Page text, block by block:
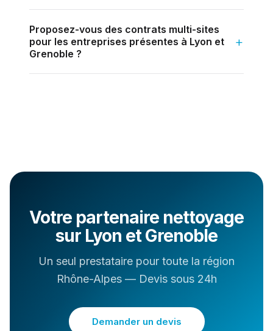
Proposez-vous des contrats multi-sites
pour les entreprises présentes à Lyon et
Grenoble ?
Votre partenaire nettoyage
sur Lyon et Grenoble
Un seul prestataire pour toute la région
Rhône-Alpes — Devis sous 24h
Demander un devis